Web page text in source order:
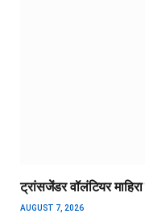
ट्रांसजेंडर वॉलंटियर
AUGUST 7, 2026